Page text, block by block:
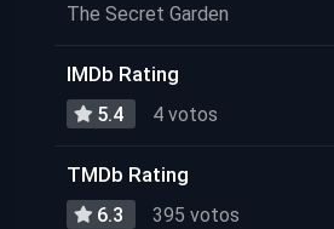
The Secret Garden
IMDb Rating
5.4 4 votos
TMDb Rating
6.3 395 votos